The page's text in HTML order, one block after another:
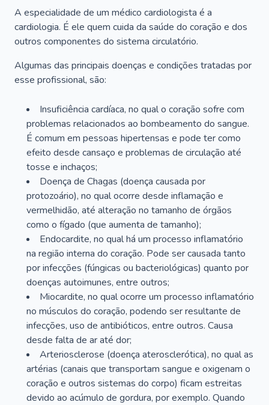
A especialidade de um médico cardiologista é a
cardiologia. É ele quem cuida da saúde do coração e dos
outros componentes do sistema circulatório.
Algumas das principais doenças e condições tratadas por
esse profissional, são:
Insuficiência cardíaca, no qual o coração sofre com
problemas relacionados ao bombeamento do sangue.
É comum em pessoas hipertensas e pode ter como
efeito desde cansaço e problemas de circulação até
tosse e inchaços;
Doença de Chagas (doença causada por
protozoário), no qual ocorre desde inflamação e
vermelhidão, até alteração no tamanho de órgãos
como o fígado (que aumenta de tamanho);
Endocardite, no qual há um processo inflamatório
na região interna do coração. Pode ser causada tanto
por infecções (fúngicas ou bacteriológicas) quanto por
doenças autoimunes, entre outros;
Miocardite, no qual ocorre um processo inflamatório
no músculos do coração, podendo ser resultante de
infecções, uso de antibióticos, entre outros. Causa
desde falta de ar até dor;
Arteriosclerose (doença aterosclerótica), no qual as
artérias (canais que transportam sangue e oxigenam o
coração e outros sistemas do corpo) ficam estreitas
devido ao acúmulo de gordura, por exemplo. Quando